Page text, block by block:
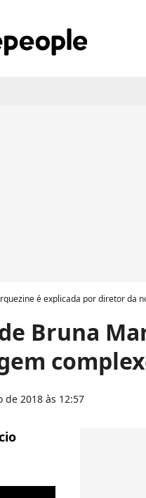
é explicada por diretor da
Bruna
2018 às 12:57